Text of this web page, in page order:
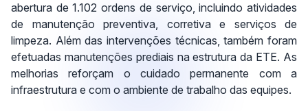
abertura de 1.102 ordens de serviço, incluindo atividades
de manutenção preventiva, corretiva e serviços de
limpeza. Além das intervenções técnicas,também foram
efetuadas manutenções prediais na estrutura da ETE. As
melhorias reforçam o cuidado permanente com a
infraestrutura e com o ambiente de trabalho das equipes.